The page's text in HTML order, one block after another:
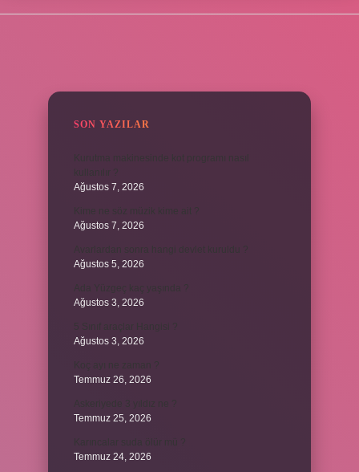
SON YAZILAR
Kurutma makinesinde kot programı nasıl
Ağustos 7, 2026
Ağustos 7, 2026
Ağustos 5, 2026
Ağustos 3, 2026
Ağustos 3, 2026
Temmuz 26, 2026
Temmuz 25, 2026
Temmuz 24, 2026